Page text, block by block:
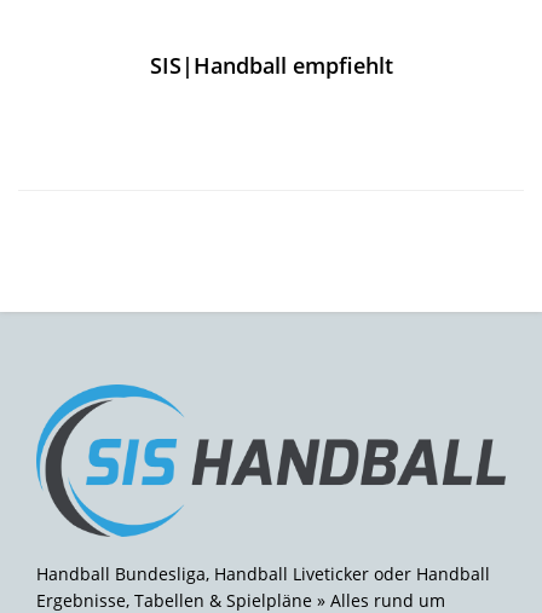
SIS|Handball empfiehlt
Handball Bundesliga, Handball Liveticker oder Handball
Ergebnisse, Tabellen & Spielpläne » Alles rund um